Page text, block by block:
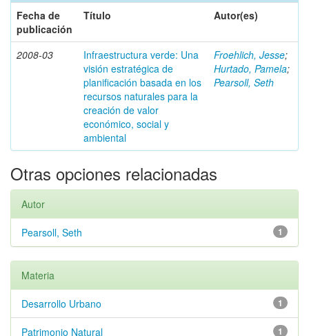
Fecha de
publicación
Título Autor(es)
2008-03
Infraestructura verde: Una
visión estratégica de
planificación basada en los
recursos naturales para la
creación de valor
económico, social y
ambiental
Froehlich, Jesse;
Hurtado, Pamela;
Pearsoll, Seth
Otras opciones relacionadas
Autor
1
Pearsoll, Seth
Materia
1
Desarrollo Urbano
1
Patrimonio Natural